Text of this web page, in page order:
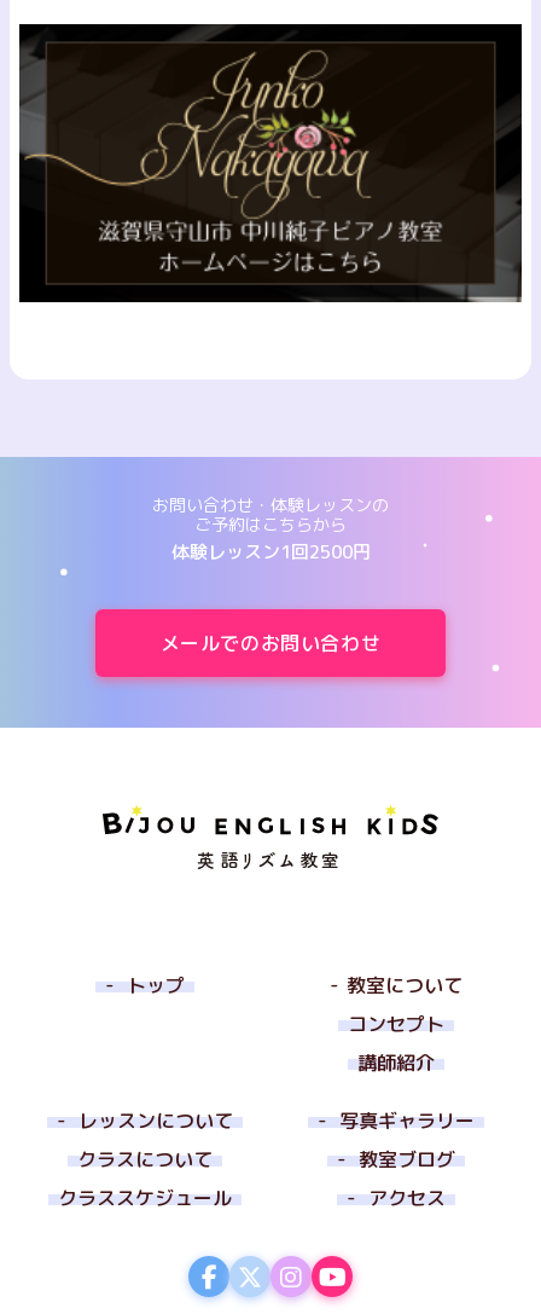
お問い合わせ・体験レッスンの
ご予約はこちらから
体験レッスン1回2500円
メールでのお問い合わせ
トップ
教室について
コンセプト
講師紹介
レッスンについて
クラスについて
クラススケジュール
写真ギャラリー
教室ブログ
アクセス